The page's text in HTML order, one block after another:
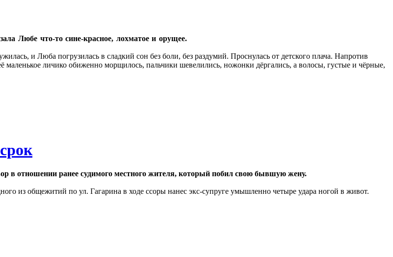
Любе что-то сине-красное, лохматое и орущее.
и Люба погрузилась в сладкий сон без боли, без раздумий. Проснулась от детского плача. Напротив
маленькое личико обиженно морщилось, пальчики шевелились, ножонки дёргались, а волосы, густые и чёрные,
в отношении ранее судимого местного жителя, который побил свою бывшую жену.
из общежитий по ул. Гагарина в ходе ссоры нанес экс-супруге умышленно четыре удара ногой в живот.